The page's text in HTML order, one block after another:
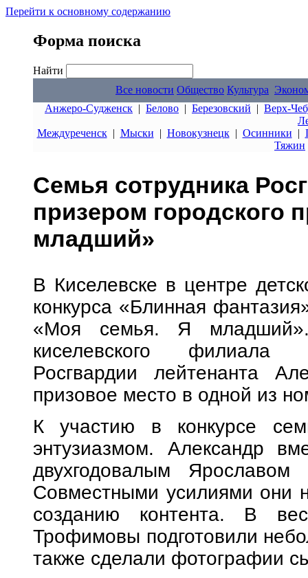
Перейти к основному содержанию
Форма поиска
Найти
Все новости Общество Культура
Анжеро-Судженск | Белово | Березовский | Верх-
Междуреченск| Мыски | Новокузнецк| Осинники |
Тяжин
Семья сотрудника
призером городского
младший»
В Киселевске в центре
конкурса «Блинная
«Моя семья. Я
киселевского филиала
Росгвардии лейтенанта
призовое место в одной из
К участию в конкурсе
энтузиазмом. Александр
двухгодовалым
Совместными усилиями они
созданию контента. В
Трофимовы подготовили
также сделали фотографии